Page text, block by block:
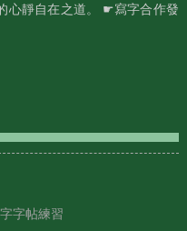
心靜自在之道。 ☛寫字合作發
字帖練習